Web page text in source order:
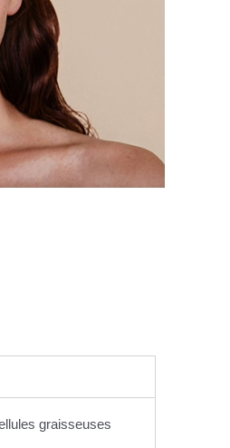
graisseuses